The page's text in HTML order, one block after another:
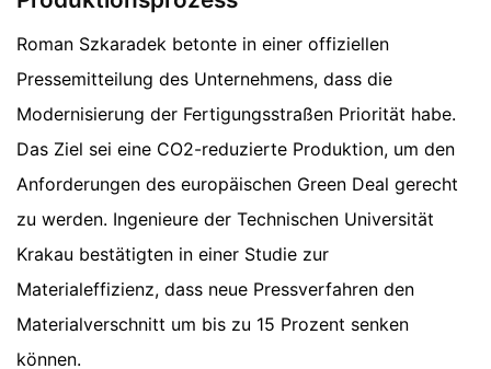
Roman Szkaradek betonte in einer offiziellen
Pressemitteilung des Unternehmens, dass die
Modernisierung der Fertigungsstraßen Priorität habe.
Das Ziel sei eine CO2-reduzierte Produktion, um den
Anforderungen des europäischen Green Deal gerecht
zu werden. Ingenieure der Technischen Universität
Krakau bestätigten in einer Studie zur
Materialeffizienz, dass neue Pressverfahren den
Materialverschnitt um bis zu 15 Prozent senken
können.